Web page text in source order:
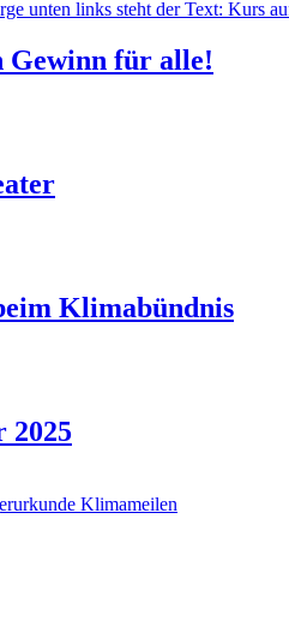
Gewinn für alle!
Klimabündnis
2025